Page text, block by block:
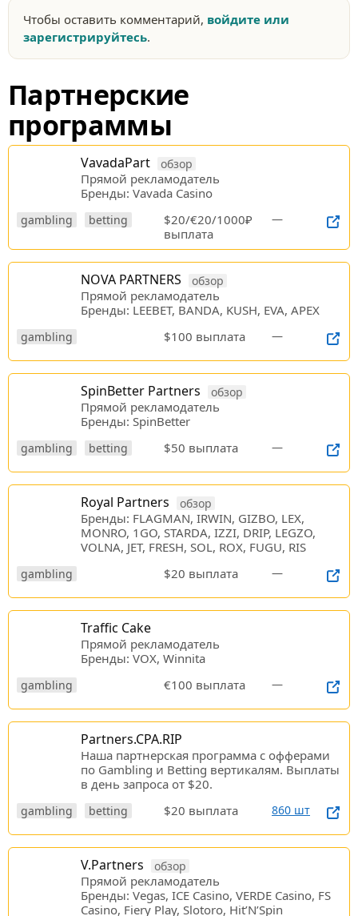
Чтобы оставить комментарий, войдите или
зарегистрируйтесь.
Партнерские
программы
VavadaPart обзор
Прямой рекламодатель
Бренды: Vavada Casino
gambling betting
$20/€20/1000₽
выплата
—
NOVA PARTNERS обзор
Прямой рекламодатель
Бренды: LEEBET, BANDA, KUSH, EVA, APEX
gambling $100 выплата —
SpinBetter Partners обзор
Прямой рекламодатель
Бренды: SpinBetter
gambling betting $50 выплата —
Royal Partners обзор
Бренды: FLAGMAN, IRWIN, GIZBO, LEX,
MONRO, 1GO, STARDA, IZZI, DRIP, LEGZO,
VOLNA, JET, FRESH, SOL, ROX, FUGU, RIS
gambling $20 выплата —
Traffic Cake
Прямой рекламодатель
Бренды: VOX, Winnita
gambling €100 выплата —
Partners.CPA.RIP
Наша партнерская программа c офферами
по Gambling и Betting вертикалям. Выплаты
в день запроса от $20.
gambling betting $20 выплата 860 шт
V.Partners обзор
Прямой рекламодатель
Бренды: Vegas, ICE Casino, VERDE Casino, FS
Casino, Fiery Play, Slotoro, Hit’N’Spin